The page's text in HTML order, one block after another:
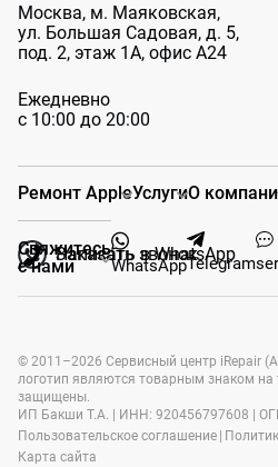
Москва, м. Маяковская,
ул. Большая Садовая, д. 5,
под. 2, этаж 1А, офис А24
Ежедневно
с 10:00 до 20:00
Заказать звонок
Написать в WhatsApp
Ремонт AppleУслугиО
Свяжитесь
с нами
WhatsAppTelegram
© 2011–2026 Сервисный центр iRepair
логотип являются товарным знаком на
защищены.
ИП Бакши Т.А. | ИНН: 920456797608 |
Пользовательское соглашение |
Карта сайта